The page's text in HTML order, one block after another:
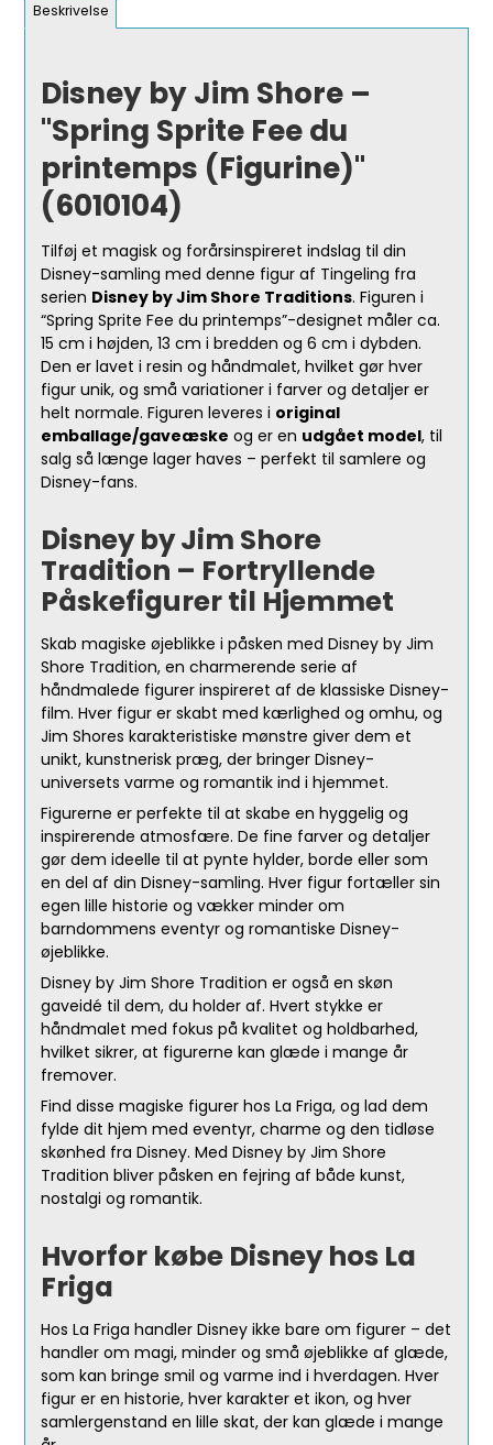
Beskrivelse
Disney by Jim Shore –
"Spring Sprite Fee du
printemps (Figurine)"
(6010104)
Tilføj et magisk og forårsinspireret indslag til din
Disney-samling med denne figur af Tingeling fra
serien Disney by Jim Shore Traditions. Figuren i
“Spring Sprite Fee du printemps”-designet måler ca.
15 cm i højden, 13 cm i bredden og 6 cm i dybden.
Den er lavet i resin og håndmalet, hvilket gør hver
figur unik, og små variationer i farver og detaljer er
helt normale. Figuren leveres i original
emballage/gaveæske og er en udgået model, til
salg så længe lager haves – perfekt til samlere og
Disney-fans.
Disney by Jim Shore
Tradition – Fortryllende
Påskefigurer til Hjemmet
Skab magiske øjeblikke i påsken med Disney by Jim
Shore Tradition, en charmerende serie af
håndmalede figurer inspireret af de klassiske Disney-
film. Hver figur er skabt med kærlighed og omhu, og
Jim Shores karakteristiske mønstre giver dem et
unikt, kunstnerisk præg, der bringer Disney-
universets varme og romantik ind i hjemmet.
Figurerne er perfekte til at skabe en hyggelig og
inspirerende atmosfære. De fine farver og detaljer
gør dem ideelle til at pynte hylder, borde eller som
en del af din Disney-samling. Hver figur fortæller sin
egen lille historie og vækker minder om
barndommens eventyr og romantiske Disney-
øjeblikke.
Disney by Jim Shore Tradition er også en skøn
gaveidé til dem, du holder af. Hvert stykke er
håndmalet med fokus på kvalitet og holdbarhed,
hvilket sikrer, at figurerne kan glæde i mange år
fremover.
Find disse magiske figurer hos La Friga, og lad dem
fylde dit hjem med eventyr, charme og den tidløse
skønhed fra Disney. Med Disney by Jim Shore
Tradition bliver påsken en fejring af både kunst,
nostalgi og romantik.
Hvorfor købe Disney hos La
Friga
Hos La Friga handler Disney ikke bare om figurer – det
handler om magi, minder og små øjeblikke af glæde,
som kan bringe smil og varme ind i hverdagen. Hver
figur er en historie, hver karakter et ikon, og hver
samlergenstand en lille skat, der kan glæde i mange